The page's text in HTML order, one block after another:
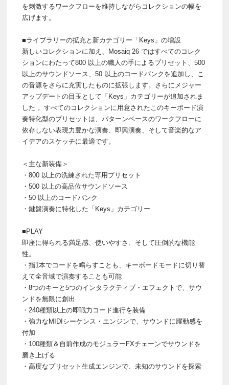
を刺激するワークフローを維持しながらコレクションの幅を
広げます。
■ライブラリーの拡充と新カテゴリー「Keys」の増設
新しいコレクションに加え、Mosaiq 26 ではすべてのコレク
ションにわたって800 以上の職人の手によるプリセット、500
以上のサウンドソース、50 以上のコードバンクを追加し、こ
の音源をさらに充実したものに拡張します。さらにメジャー
アップデートの目玉として「Keys」カテゴリーが追加されま
した 。すべてのコレクションに用意されたこのキーボード演
奏特化型のプリセットは、パターンベースのワークフローに
依存しない表現力豊かな演奏、即興演奏、そして音楽的なア
イデアのスケッチに最適です。
＜主な新装備＞
・800 以上の洗練された専用プリセット
・500 以上の高品位サウンドソース
・50 以上のコードバンク
・鍵盤演奏に特化した「Keys」カテゴリー
■PLAY
即座に得られる満足感、使いやすさ、そして圧倒的な機能
性。
・指1本でコードを鳴らすことも、キーボードモードに切り替
えて全音域で演奏することも可能
・8つのキーと5つのインタラクティブ・エフェクトで、サウ
ンドを無限に創出
・240種類以上の即戦力コード進行を装備
・強力なMIDIシーケンス・エンジンで、サウンドに躍動感を
付加
・100種類＆自前作成のモジュラーFXチェーンでサウンドを
磨き上げる
・高度なプリセット生成エンジンで、未知のサウンドを探索